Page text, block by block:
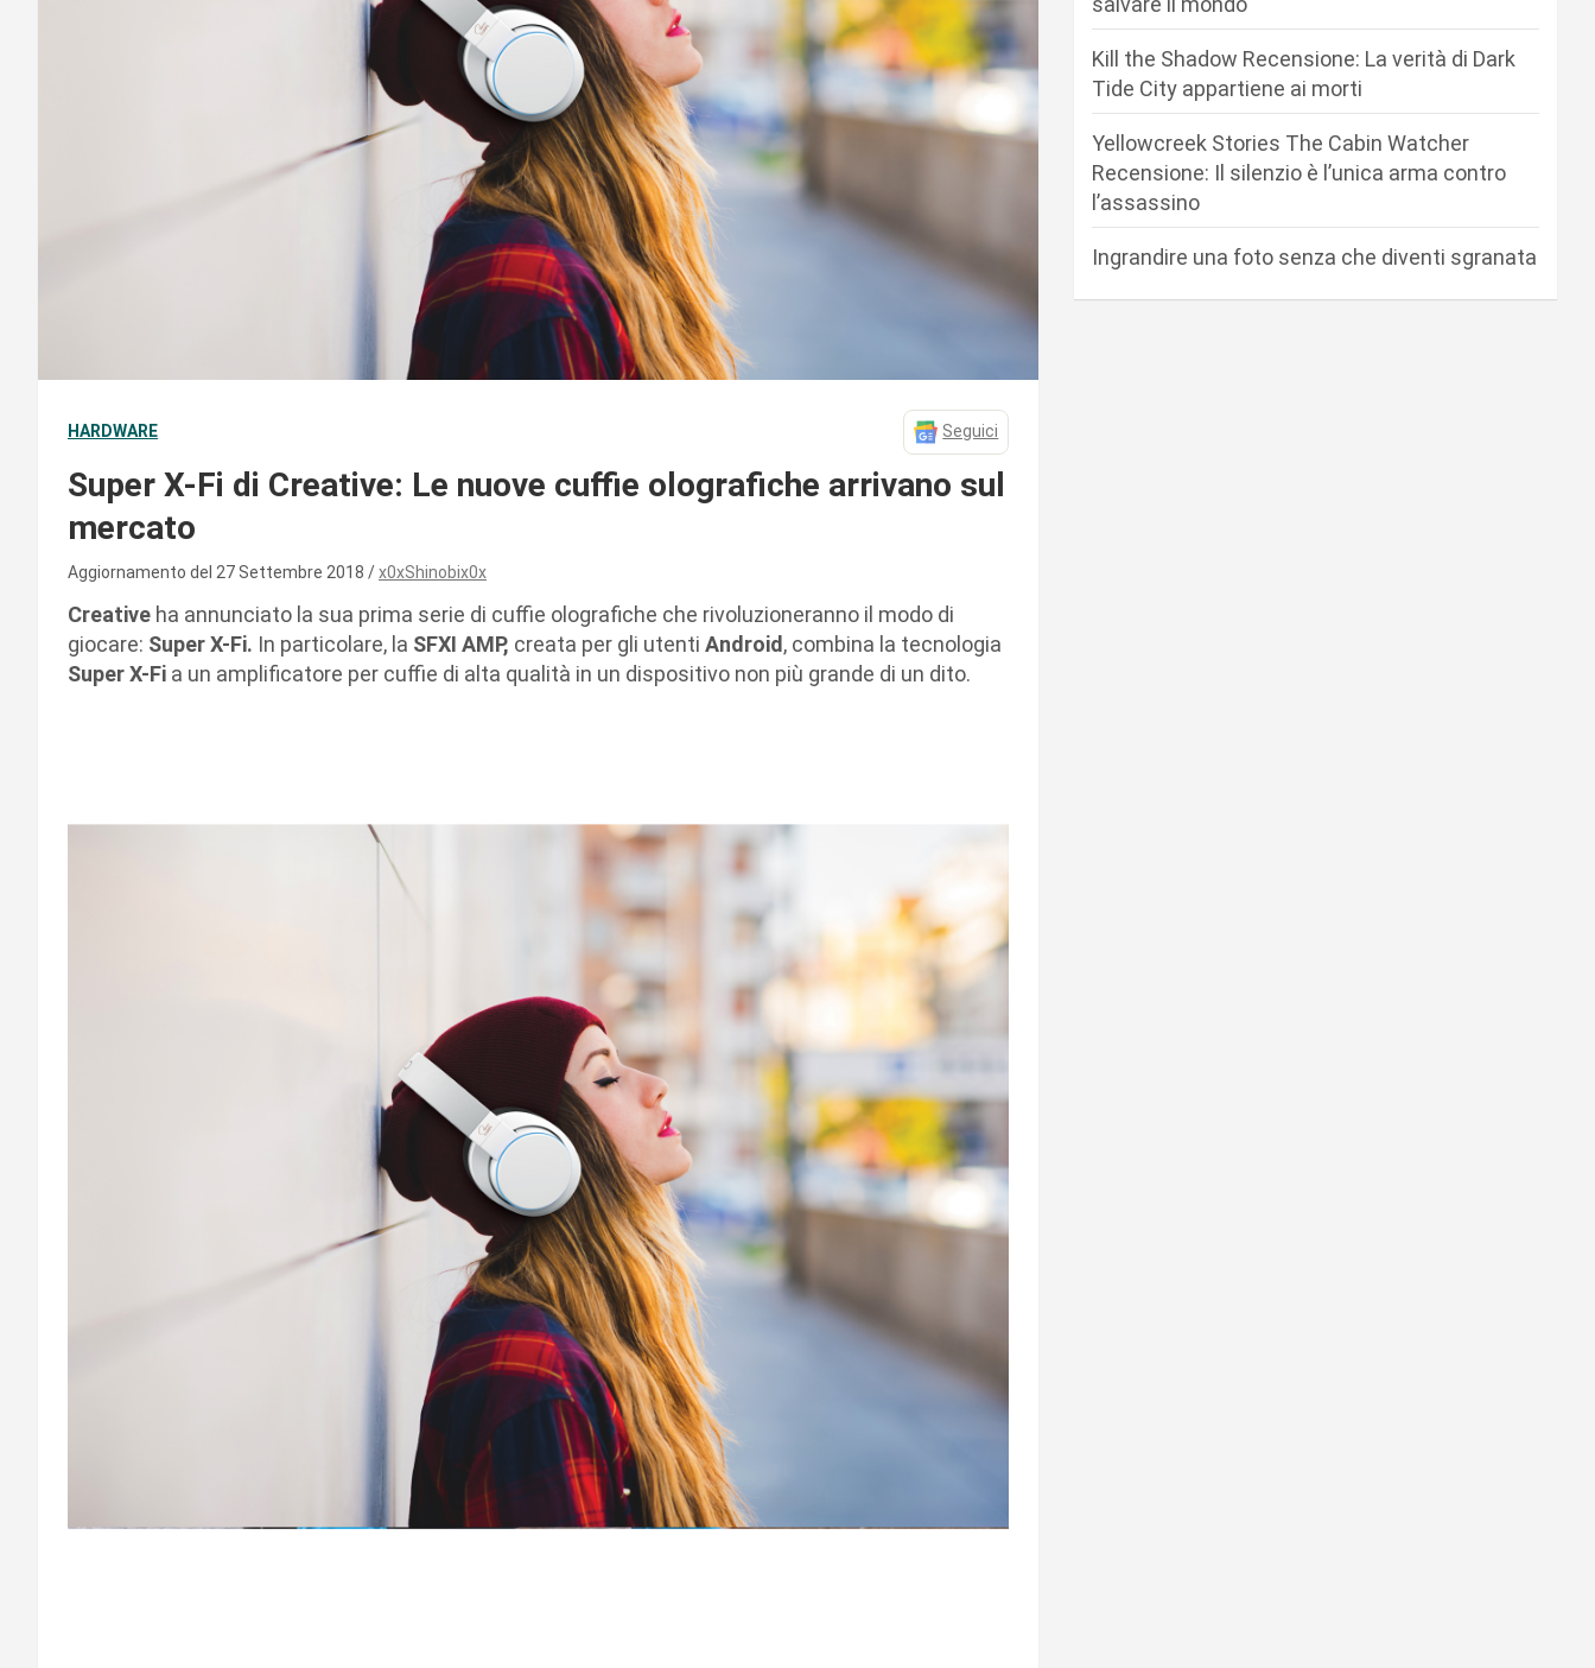
HARDWARE Seguici
Super X-Fi di Creative: Le nuove cuffie olografiche arrivano sul
mercato
Aggiornamento del 27 Settembre 2018 x0xShinobix0x
Creative ha annunciato la sua prima serie di cuffie olografiche che rivoluzioneranno il modo di
giocare: Super X-Fi. In particolare, la SFXI AMP, creata per gli utenti Android , combina la tecnologia
Super X-Fi a un amplificatore per cuffie di alta qualità in un dispositivo non più grande di un dito.
Kill the Shadow Recensione: La verità di Dark
Tide City appartiene ai morti
Yellowcreek Stories The Cabin Watcher
Recensione: Il silenzio è l’unica arma contro
l’assassino
Ingrandire una foto senza che diventi sgranata